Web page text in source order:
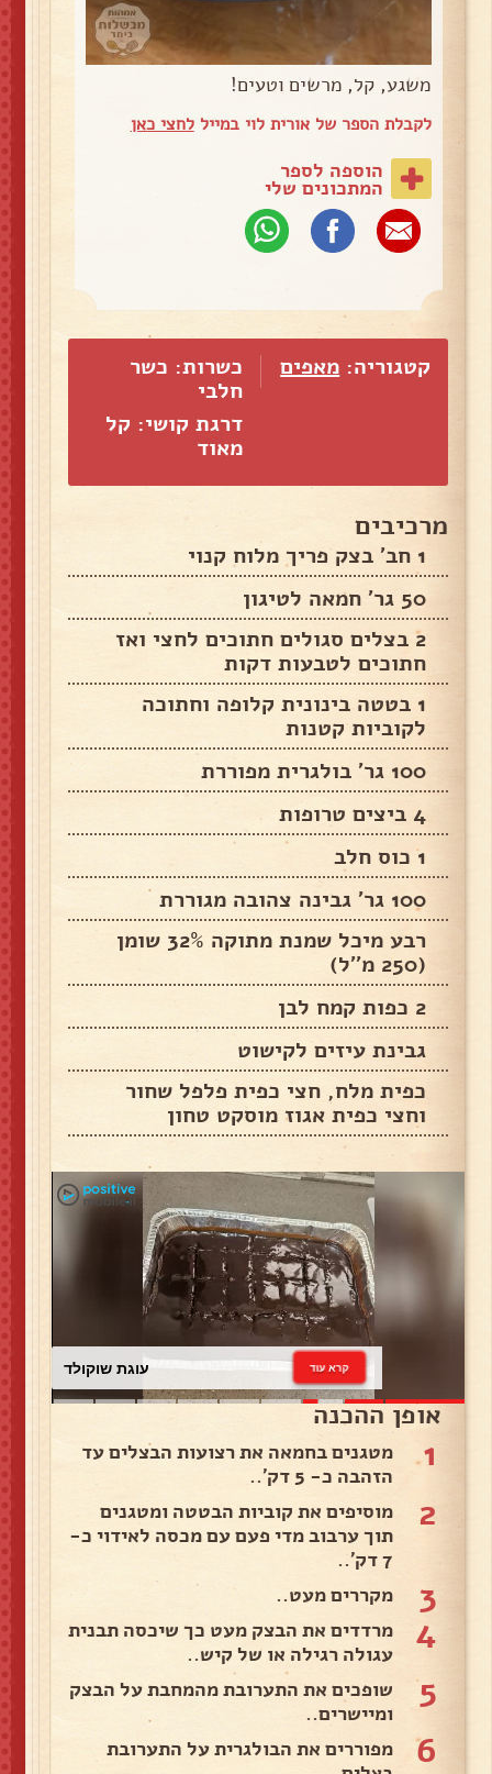
משגע, קל, מרשים וטעים!
לקבלת הספר של אורית לוי במייללחצי כאן
הוספה לספר
המתכונים שלי
קטגוריה: מאפים
כשרות: כשר
חלבי
דרגת קושי: קל
מאוד
מרכיבים
1 חב' בצק פריך מלוח קנוי
50 גר' חמאה לטיגון
2 בצלים סגולים חתוכים לחצי ואז
חתוכים לטבעות דקות
1 בטטה בינונית קלופה וחתוכה
לקוביות קטנות
100 גר' בולגרית מפוררת
4 ביצים טרופות
1 כוס חלב
100 גר' גבינה צהובה מגוררת
רבע מיכל שמנת מתוקה 32% שומן
(250 מ''ל)
2 כפות קמח לבן
גבינת עיזים לקישוט
כפית מלח, חצי כפית פלפל שחור
וחצי כפית אגוז מוסקט טחון
עוגת שוקולד קרא עוד
אופן ההכנה
1
מטגנים בחמאה את רצועות הבצלים עד
הזהבה כ- 5 דק'..
2
מוסיפים את קוביות הבטטה ומטגנים
תוך ערבוב מדי פעם עם מכסה לאידוי כ-
7 דק'..
3 מקררים מעט..
4
מרדדים את הבצק מעט כך שיכסה תבנית
עגולה רגילה או של קיש..
5
שופכים את התערובת מהמחבת על הבצק
ומיישרים..
6
מפוררים את הבולגרית על התערובת